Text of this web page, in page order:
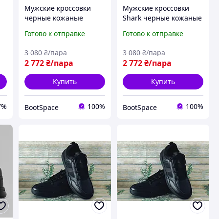
Мужские кроссовки
черные кожаные
осень/весна деми
Готово к отправке
2 772 ₴/пара
3 080 ₴/пара
Купить
BootSpace 100%
Мужские кроссовки
Shark черные кожаные
весна деми
Готово к отправке
2 772₴/пара
3 080 ₴/пара
Купить
BootSpace 100%